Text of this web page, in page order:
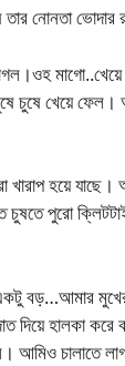
নোনতা ভোদার
চুষে খেয়ে
খারাপ হয়ে
চুষতে পুরো
বড়…আমার
হালকা করে
আমিও চালাতে